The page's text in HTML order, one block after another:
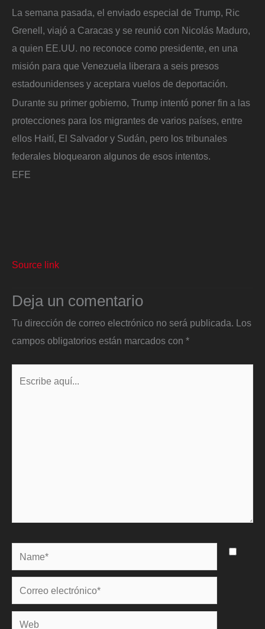
La semana pasada, el enviado especial de Trump, Ric
Grenell, viajó a Caracas y se reunió con Nicolás Maduro,
a quien EE.UU. no reconoce como presidente, en una
misión para que Venezuela liberara a seis presos
estadounidenses y aceptara vuelos de deportación.
Durante su primer gobierno, Trump intentó poner fin a las
protecciones para los migrantes de varios países, entre
ellos Haití, El Salvador y Sudán, pero los tribunales
federales bloquearon algunos de esos intentos.
EFE
Source link
Deja un comentario
Tu dirección de correo electrónico no será publicada.
Los
campos obligatorios están marcados con *
Name*
Correo
electrónico*
Web